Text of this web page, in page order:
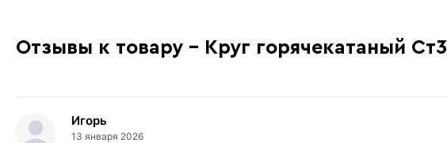
Отзывы к товару - Круг горячекатаный
Игорь
13 января 2026